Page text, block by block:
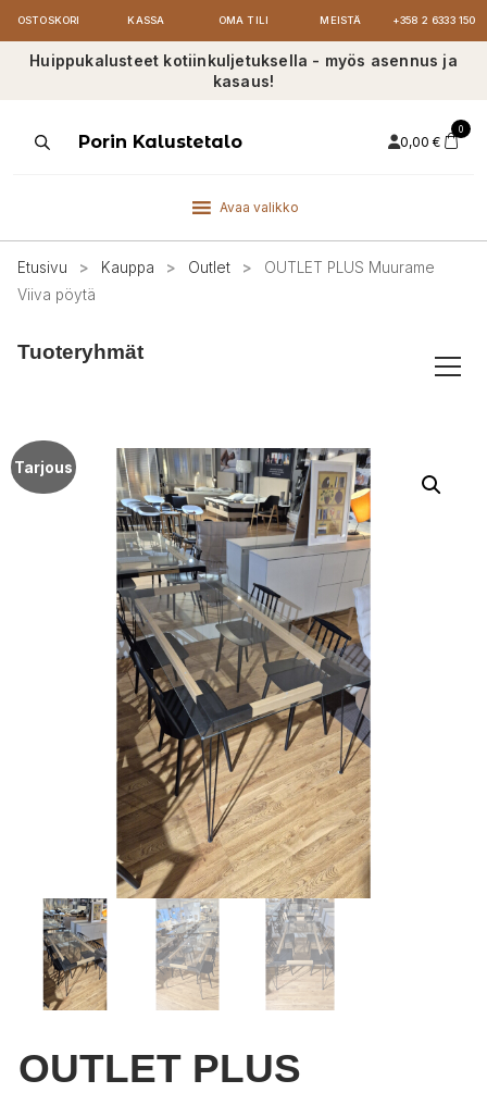
OSTOSKORI KASSA OMA TILI MEISTÄ +358 2 6333 150
Huippukalusteet kotiinkuljetuksella - myös asennus ja
kasaus!
ProductsPorin Kalustetalo 0,00 €
0
Avaa valikko
Etusivu > Kauppa > Outlet >
OUTLET PLUS Muurame
Viiva pöytä
Tuoteryhmät
Tarjous
OUTLET PLUS